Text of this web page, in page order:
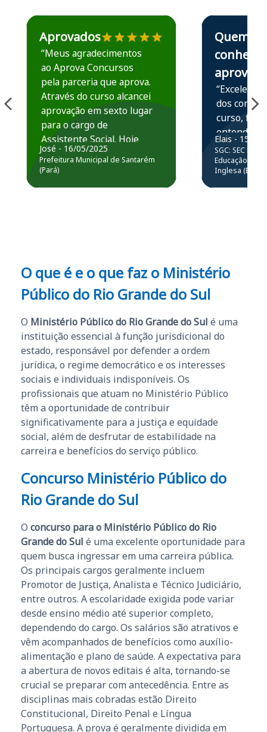
Estudante José recomenda o Aprova Concursos em
Aprovados
“Meus agradecimentos
ao Aprova Concursos
pela parceria que aprova.
Através do curso alcancei
aprovação em sexto lugar
para o cargo de
Assistente Social. Hoje
estou atuando na
Prefeitura de Santarém.
José - 16/05/2025
Prefeitura Municipal de Santarém
(Pará)
Estudante Elais
Quem
conhece,
aprova
“Excelente
dos
curso,
entender e
prática
resolução
questões.”
Elais - 15/07/
SGC: SEC BA
Educação
Inglesa (Edital
O que é e o que faz o Ministério
Público do Rio Grande do Sul
O Ministério Público do Rio Grande do Sul é uma
instituição essencial à função jurisdicional do
estado, responsável por defender a ordem
jurídica, o regime democrático e os interesses
sociais e individuais indisponíveis. Os
profissionais que atuam no Ministério Público
têm a oportunidade de contribuir
significativamente para a justiça e equidade
social, além de desfrutar de estabilidade na
carreira e benefícios do serviço público.
Concurso Ministério Público do
Rio Grande do Sul
O concurso para o Ministério Público do Rio
Grande do Sul é uma excelente oportunidade para
quem busca ingressar em uma carreira pública.
Os principais cargos geralmente incluem
Promotor de Justiça, Analista e Técnico Judiciário,
entre outros. A escolaridade exigida pode variar
desde ensino médio até superior completo,
dependendo do cargo. Os salários são atrativos e
vêm acompanhados de benefícios como auxílio-
alimentação e plano de saúde. A expectativa para
a abertura de novos editais é alta, tornando-se
crucial se preparar com antecedência. Entre as
disciplinas mais cobradas estão Direito
Constitucional, Direito Penal e Língua
Portuguesa. A prova é geralmente dividida em